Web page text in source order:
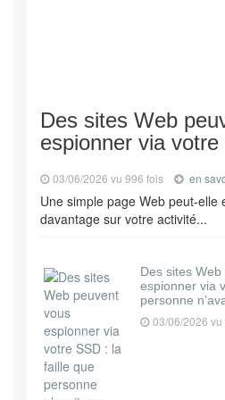
Des sites Web
espionner via
03/06/2026 vu 996 fois en
Une simple page Web peut-elle
davantage sur votre activité...
Des sites
espionner via
personne
03/06/2026